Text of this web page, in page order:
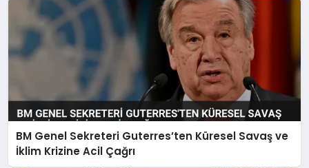
BM Genel Sekreteri Guterres’ten Küresel Savaş ve
İklim Krizine Acil Çağrı